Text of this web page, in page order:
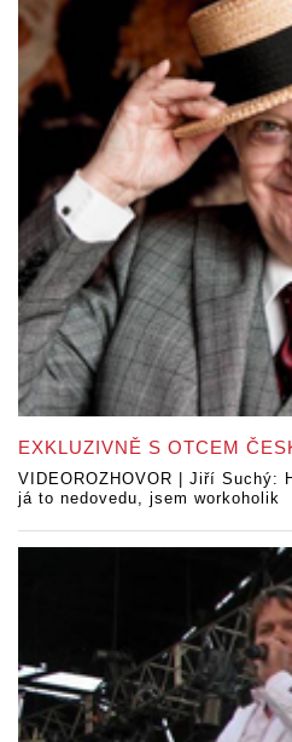
EXKLUZIVNĚ S OTCEM
VIDEOROZHOVOR | Jiří Suchý:
já to nedovedu, jsem workoholik